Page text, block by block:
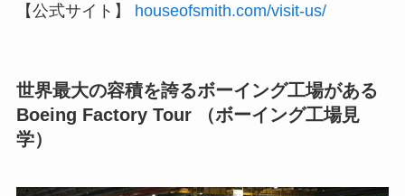
【公式サイト】 houseofsmith.com/visit-us/
世界最大の容積を誇るボーイング工場がある
Boeing Factory Tour （ボーイング工場見
学）